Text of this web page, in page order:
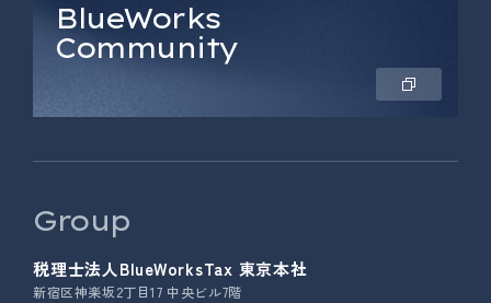
BlueWorks
Community
Group
税理士法人BlueWorksTax 東京本社
新宿区神楽坂2丁目17 中央ビル7階